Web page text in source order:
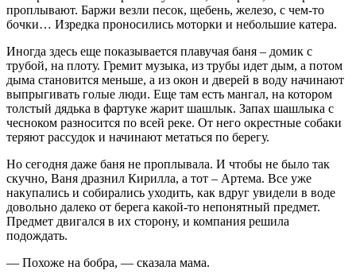
проплывают. Баржи везли песок, щебень, железо, с чем-то
бочки… Изредка проносились моторки и небольшие катера.
Иногда здесь еще показывается плавучая баня – домик с
трубой, на плоту. Гремит музыка, из трубы идет дым, а потом
дыма становится меньше, а из окон и дверей в воду начинают
выпрыгивать голые люди. Еще там есть мангал, на котором
толстый дядька в фартуке жарит шашлык. Запах шашлыка с
чесноком разносится по всей реке. От него окрестные собаки
теряют рассудок и начинают метаться по берегу.
Но сегодня даже баня не проплывала. И чтобы не было так
скучно, Ваня дразнил Кирилла, а тот – Артема. Все уже
накупались и собирались уходить, как вдруг увидели в воде
довольно далеко от берега какой-то непонятный предмет.
Предмет двигался в их сторону, и компания решила
подождать.
— Похоже на бобра, — сказала мама.